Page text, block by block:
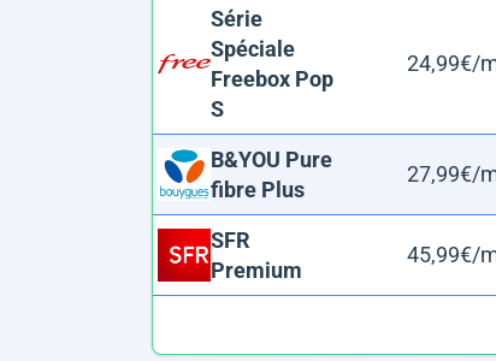
Série
Spéciale
Freebox Pop
S
24,99€/
B&YOU Pure
fibre Plus
27,99€/
SFR
Premium
45,99€/